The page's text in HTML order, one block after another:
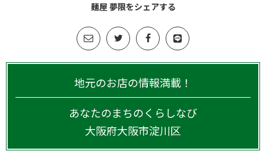
麺屋 夢限をシェアする
地元のお店の情報満載！
あなたのまちのくらしなび
大阪府大阪市淀川区